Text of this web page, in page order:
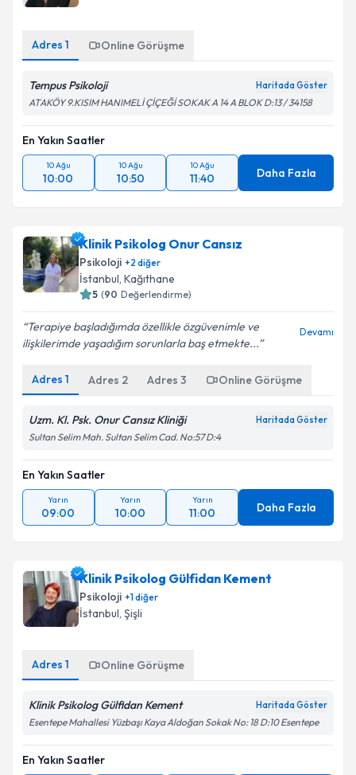
Adres 1 Online Görüşme
Tempus Psikoloji Haritada Göster
ATAKÖY 9.KISIM HANIMELİ ÇİÇEĞİ SOKAK A 14 A BLOK D:13 / 34158
En Yakın Saatler
10 Ağu
10:00
10 Ağu
10:50
10 Ağu
11:40 Daha Fazla
Klinik Psikolog Onur Cansız
Psikoloji +2 diğer
İstanbul, Kağıthane
5 (90 Değerlendirme)
Terapiye başladığımda özellikle özgüvenimle ve
ilişkilerimde yaşadığım sorunlarla baş etmekte...
Devamı
Adres 1 Adres 2 Adres 3 Online Görüşme
Uzm. Kl. Psk. Onur Cansız Kliniği Haritada Göster
Sultan Selim Mah. Sultan Selim Cad. No:57 D:4
En Yakın Saatler
Yarın
09:00
Yarın
10:00
Yarın
11:00 Daha Fazla
Klinik Psikolog Gülfidan Kement
Psikoloji +1diğer
İstanbul, Şişli
Adres 1 Online Görüşme
Klinik Psikolog Gülfidan Kement Haritada Göster
Esentepe Mahallesi Yüzbaşı Kaya Aldoğan Sokak No: 18 D:10 Esentepe
En Yakın Saatler